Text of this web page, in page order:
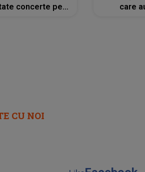
concerte pe
care
CU NOI